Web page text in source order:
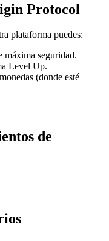
Protocol
plataforma puedes:
máxima seguridad.
Level Up.
(donde esté
de